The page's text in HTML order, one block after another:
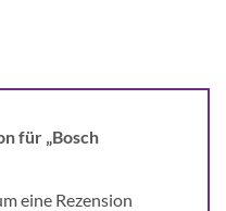
für „Bosch
eine Rezension